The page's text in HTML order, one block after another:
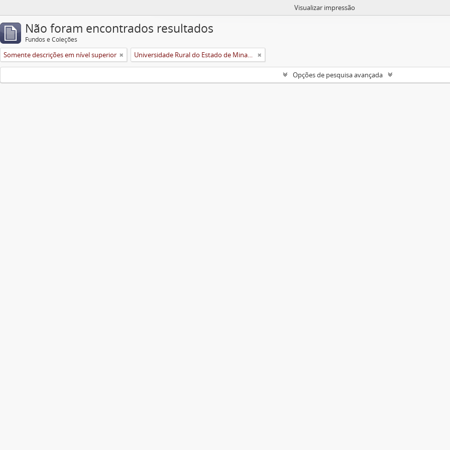
Visualizar impressão
Não foram encontrados resultados
Fundos e Coleções
Somente descrições em nível superior Universidade Rural do Estado de Minas Gerais (Uremg)
Opções de pesquisa avançada